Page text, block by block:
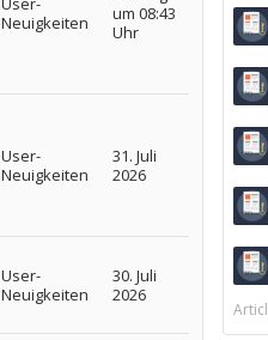
Neuigkeiten
um 08:43
Uhr
User-
Neuigkeiten
31. Juli
2026
User-
Neuigkeiten
30. Juli
2026